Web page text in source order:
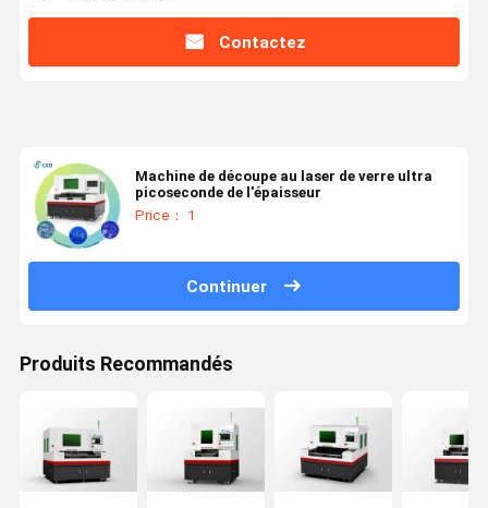
Contactez
Machine de découpe au laser de verre ultra
picoseconde de l'épaisseur
Price： 1
Continuer
Produits Recommandés